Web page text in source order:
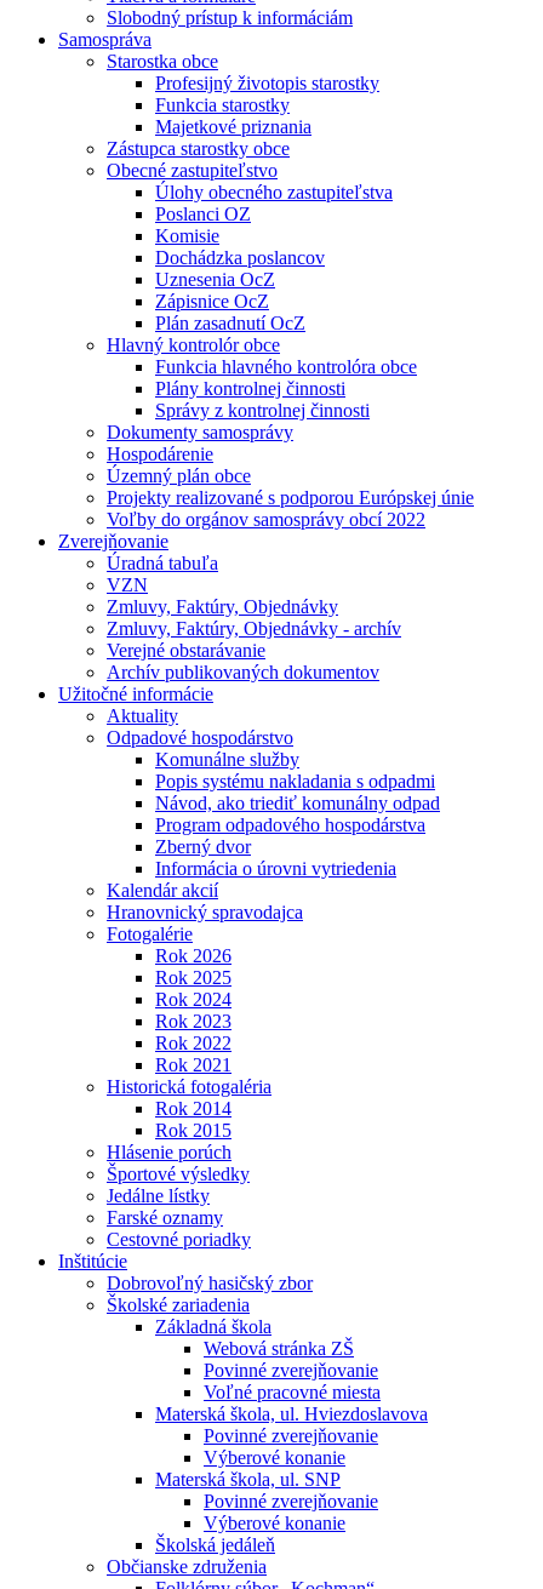
Slobodný prístup k informáciám
Samospráva
Starostka obce
Profesijný životopis starostky
Funkcia starostky
Majetkové priznania
Zástupca starostky obce
Obecné zastupiteľstvo
Úlohy obecného zastupiteľstva
Poslanci OZ
Komisie
Dochádzka poslancov
Uznesenia OcZ
Zápisnice OcZ
Plán zasadnutí OcZ
Hlavný kontrolór obce
Funkcia hlavného kontrolóra obce
Plány kontrolnej činnosti
Správy z kontrolnej činnosti
Dokumenty samosprávy
Hospodárenie
Územný plán obce
Projekty realizované s podporou Európskej únie
Voľby do orgánov samosprávy obcí 2022
Zverejňovanie
Úradná tabuľa
VZN
Zmluvy, Faktúry, Objednávky
Zmluvy, Faktúry, Objednávky - archív
Verejné obstarávanie
Archív publikovaných dokumentov
Užitočné informácie
Aktuality
Odpadové hospodárstvo
Komunálne služby
Popis systému nakladania s odpadmi
Návod, ako triediť komunálny odpad
Program odpadového hospodárstva
Zberný dvor
Informácia o úrovni vytriedenia
Kalendár akcií
Hranovnický spravodajca
Fotogalérie
Rok 2026
Rok 2025
Rok 2024
Rok 2023
Rok 2022
Rok 2021
Historická fotogaléria
Rok 2014
Rok 2015
Hlásenie porúch
Športové výsledky
Jedálne lístky
Farské oznamy
Cestovné poriadky
Inštitúcie
Dobrovoľný hasičský zbor
Školské zariadenia
Základná škola
Webová stránka ZŠ
Povinné zverejňovanie
Voľné pracovné miesta
Materská škola, ul. Hviezdoslavova
Povinné zverejňovanie
Výberové konanie
Materská škola, ul. SNP
Povinné zverejňovanie
Výberové konanie
Školská jedáleň
Občianske združenia